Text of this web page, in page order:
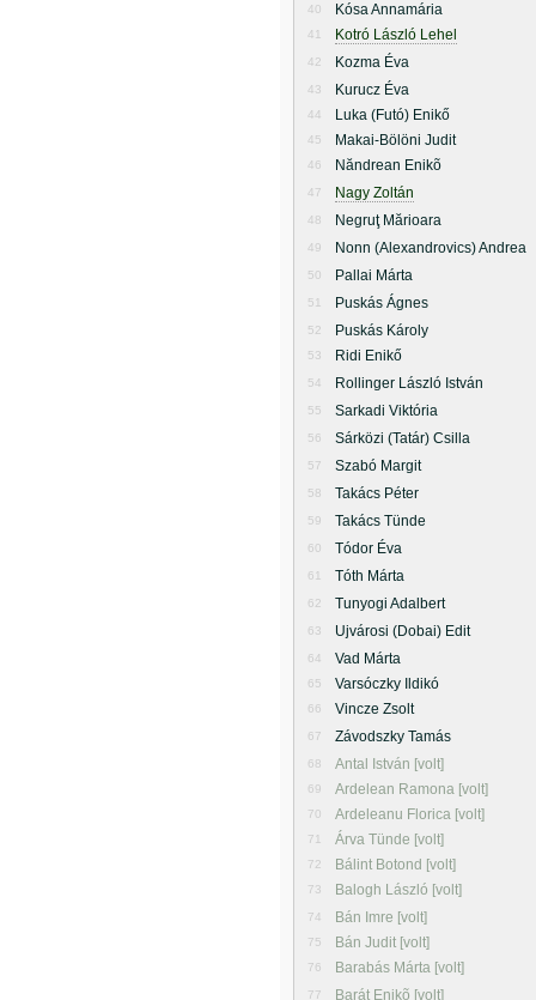
40 Kósa Annamária
41 Kotró László Lehel
42 Kozma Éva
43 Kurucz Éva
44 Luka (Futó) Enikő
45 Makai-Bölöni Judit
46 Năndrean Enikõ
47 Nagy Zoltán
48 Negruţ Mărioara
49 Nonn (Alexandrovics) Andrea
50 Pallai Márta
51 Puskás Ágnes
52 Puskás Károly
53 Ridi Enikő
54 Rollinger László István
55 Sarkadi Viktória
56 Sárközi (Tatár) Csilla
57 Szabó Margit
58 Takács Péter
59 Takács Tünde
60 Tódor Éva
61 Tóth Márta
62 Tunyogi Adalbert
63 Ujvárosi (Dobai) Edit
64 Vad Márta
65 Varsóczky Ildikó
66 Vincze Zsolt
67 Závodszky Tamás
68 Antal István [volt]
69 Ardelean Ramona [volt]
70 Ardeleanu Florica [volt]
71 Árva Tünde [volt]
72 Bálint Botond [volt]
73 Balogh László [volt]
74 Bán Imre [volt]
75 Bán Judit [volt]
76 Barabás Márta [volt]
77 Barát Enikõ [volt]